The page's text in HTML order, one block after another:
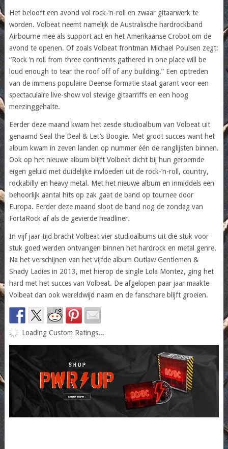
Het belooft een avond vol rock-‘n-roll en zwaar gitaarwerk te
worden. Volbeat neemt namelijk de Australische hardrockband
Airbourne mee als support act en het Amerikaanse Crobot om de
avond te openen. Of zoals Volbeat frontman Michael Poulsen zegt:
“Rock ‘n roll from three continents gathered in one place will be
loud enough to tear the roof off of any building.” Een optreden
van de immens populaire Deense formatie staat garant voor een
spectaculaire live-show vol stevige gitaarriffs en een hoog
meezinggehalte.
Eerder deze maand kwam het zesde studioalbum van Volbeat uit
genaamd Seal the Deal & Let’s Boogie. Met groot succes want het
album kwam in zeven landen op nummer één de ranglijsten binnen.
Ook op het nieuwe album blijft Volbeat dicht bij hun geroemde
eigen geluid met duidelijke invloeden uit de rock-‘n-roll, country,
rockabilly en heavy metal. Met het nieuwe album en inmiddels een
behoorlijk aantal hits op zak gaat de band op tournee door
Europa. Eerder deze maand sloot de band nog de zondag van
FortaRock af als de gevierde headliner.
In vijf jaar tijd bracht Volbeat vier studioalbums uit die stuk voor
stuk goed werden ontvangen binnen het hardrock en metal genre.
Na het verschijnen van het vijfde album Outlaw Gentlemen &
Shady Ladies in 2013, met hierop de single Lola Montez, ging het
hard met het succes van Volbeat. De afgelopen paar jaar maakte
Volbeat dan ook wereldwijd naam en de fanschare blijft groeien.
Loading Custom Ratings...